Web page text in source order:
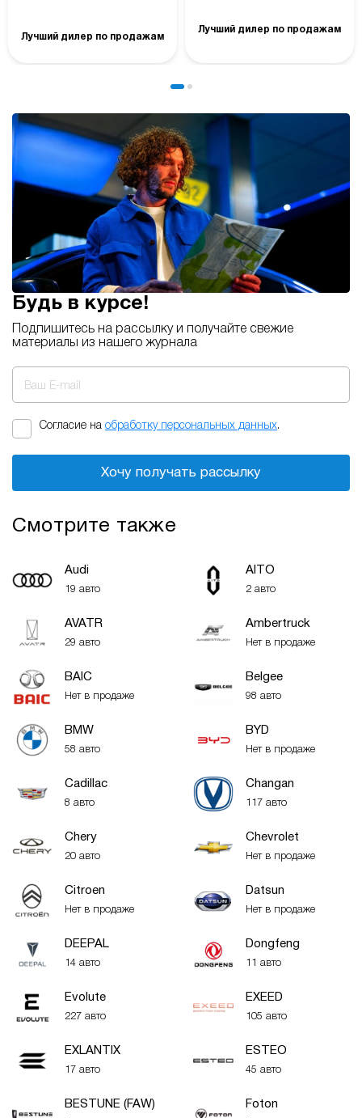
Лучший дилер по продажам
Лучший дилер по продажам
Будь в курсе!
Подпишитесь на рассылку и получайте свежие
материалы из нашего журнала
Ваш E-mail
Согласие на обработку персональных данных.
Хочу получать рассылку
Смотрите также
Audi
19 авто
AITO
2 авто
AVATR
29 авто
Ambertruck
Нет в продаже
BAIC
Нет в продаже
Belgee
98 авто
BMW
58 авто
BYD
Нет в продаже
Cadillac
8 авто
Changan
117 авто
Chery
20 авто
Chevrolet
Нет в продаже
Citroen
Нет в продаже
Datsun
Нет в продаже
DEEPAL
14 авто
Dongfeng
11 авто
Evolute
227 авто
EXEED
105 авто
EXLANTIX
17 авто
ESTEO
45 авто
BESTUNE (FAW) Foton